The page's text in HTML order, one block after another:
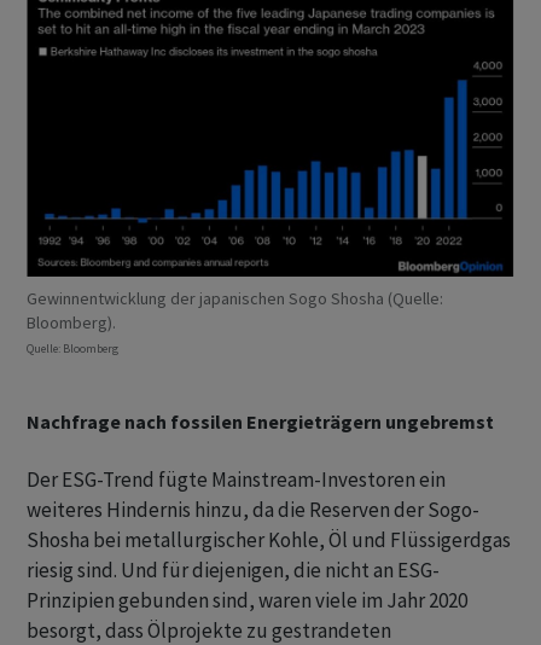
Gewinnentwicklung der japanischen Sogo Shosha (Quelle:
Bloomberg).
Quelle: Bloomberg
Nachfrage nach fossilen Energieträgern ungebremst
Der ESG-Trend fügte Mainstream-Investoren ein
weiteres Hindernis hinzu, da die Reserven der Sogo-
Shosha bei metallurgischer Kohle, Öl und Flüssigerdgas
riesig sind. Und für diejenigen, die nicht an ESG-
Prinzipien gebunden sind, waren viele im Jahr 2020
besorgt, dass Ölprojekte zu gestrandeten